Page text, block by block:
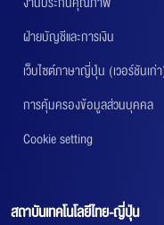
ฝ่ายบัญชีและการเงิน
เว็บไซต์ภาษาญี่ปุ่น (เวอร์ชันเก่
การคุ้มครองข้อมูลส่วนบุคคล
Cookie setting
สถาบันเทคโนโลยีไทย-ญี่ปุ่น